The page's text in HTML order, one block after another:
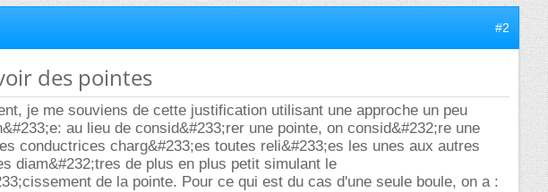
#2
des pointes
je me souviens de cette justification utilisant une approche un peu
au lieu de consid&#233;rer une pointe, on consid&#232;re une
conductrices charg&#233;es toutes reli&#233;es les unes aux autres
diam&#232;tres de plus en plus petit simulant le
de la pointe. Pour ce qui est du cas d'une seule boule, on a :